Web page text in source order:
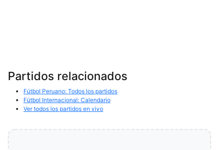
Partidos relacionados
Fútbol Peruano: Todos los partidos
Fútbol Internacional: Calendario
Ver todos los partidos en vivo